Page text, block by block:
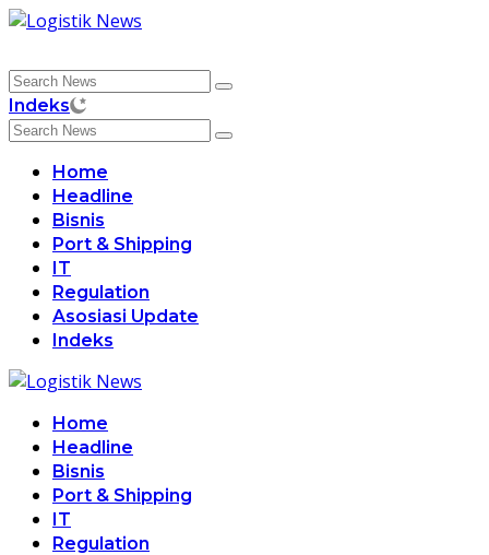
Skip
content
Indeks
Home
Headline
Bisnis
Port & Shipping
IT
Regulation
Asosiasi Update
Indeks
Home
Headline
Bisnis
Port & Shipping
IT
Regulation